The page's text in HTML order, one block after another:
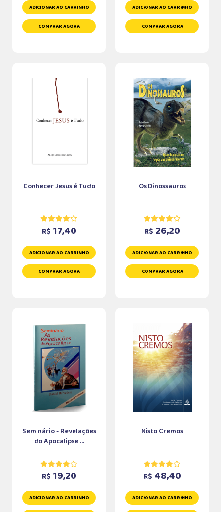
ADICIONAR AO CARRINHO
COMPRAR AGORA
ADICIONAR AO CARRINHO
COMPRAR AGORA
Conhecer Jesus é Tudo
R$ 17,40
ADICIONAR AO CARRINHO
COMPRAR AGORA
Os Dinossauros
R$ 26,20
ADICIONAR AO CARRINHO
COMPRAR AGORA
Seminário - Revelações
do Apocalipse ...
R$ 19,20
ADICIONAR AO CARRINHO
Nisto Cremos
R$ 48,40
ADICIONAR AO CARRINHO